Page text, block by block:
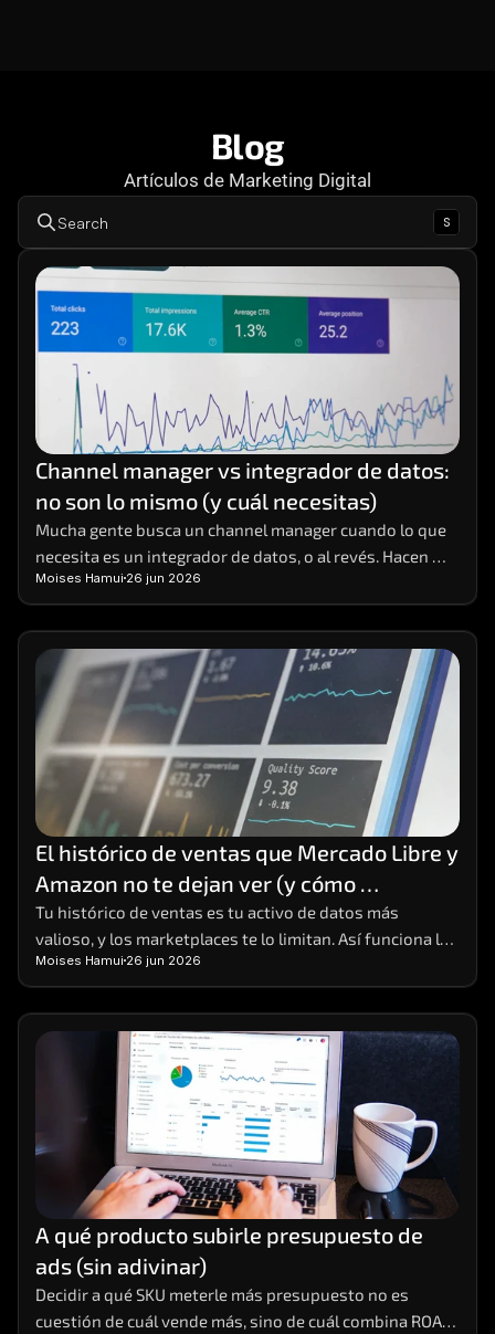
MHA Intelligence
MHA Academy
Contáctanos
Google Ads
Facebook Ads
Desarrollo Web
Automatización
Email marketing
COMMUNITY
Join
Events
Experts
RESOURCES
Blog
Careers
Docs
About
Blog
Artículos de Marketing Digital
Search s
Channel manager vs integrador de datos:
no son lo mismo (y cuál necesitas)
Mucha gente busca un channel manager cuando lo que
necesita es un integrador de datos, o al revés. Hacen
cosas distintas; aquí está la diferencia y cómo elegir.
Moises Hamui 26 jun 2026
El histórico de ventas que Mercado Libre y
Amazon no te dejan ver (y cómo
conservarlo)
Tu histórico de ventas es tu activo de datos más
valioso, y los marketplaces te lo limitan. Así funciona la
limitación y cómo conservar tu data completa.
Moises Hamui 26 jun 2026
A qué producto subirle presupuesto de
ads (sin adivinar)
Decidir a qué SKU meterle más presupuesto no es
cuestión de cuál vende más, sino de cuál combina ROAS